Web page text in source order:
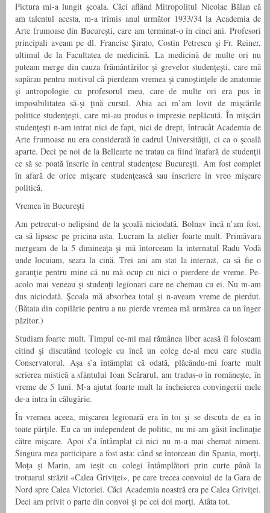
Pictura mi-a lungit şcoala. Căci aflând Mitropolitul Nicolae Bălan că
am talentul acesta, m-a trimis anul următor 1933/34 la Academia de
Arte frumoase din Bucureşti, care am terminat-o în cinci ani. Profesori
principali aveam pe dl. Francisc Şirato, Costin Petrescu şi Fr. Reiner,
ultimul de la Facultatea de medicină. La medicină de multe ori nu
puteam merge din cauza frământărilor şi grevelor studenţeşti, care mă
supărau pentru motivul că pierdeam vremea şi cunoştinţele de anatomie
şi antropologie cu profesorul meu, care de multe ori era pus în
imposibilitatea să-şi ţină cursul. Abia aci m’am lovit de mişcările
politice studenţeşti, care mi-au produs o impresie neplăcută. În mişcări
studenţeşti n-am intrat nici de fapt, nici de drept, întrucât Academia de
Arte frumoase nu era considerată în cadrul Universităţii, ci ca o şcoală
aparte. Deci pe noi de la Bellearte ne tratau ca fiind înafară de studenţii
ce să se poată înscrie în centrul studenţesc Bucureşti. Am fost complet
în afară de orice mişcare studenţească sau înscriere în vreo mişcare
politică.
Vremea în Bucureşti
Am petrecut-o nelipsind de la şcoală niciodată. Bolnav încă n’am fost,
ca să lipsesc pe pricina asta. Lucram la atelier foarte mult. Primăvara
mergeam de la 5 dimineaţa şi mă întorceam la internatul Radu Vodă
unde locuiam, seara la cină. Trei ani am stat la internat, ca să fie o
garanţie pentru mine că nu mă ocup cu nici o pierdere de vreme. Pe-
acolo mai veneau şi studenţi legionari care ne chemau cu ei. Nu m-am
dus niciodată. Şcoala mă absorbea total şi n-aveam vreme de pierdut.
(Bătaia din copilărie pentru a nu pierde vremea mă urmărea ca un înger
păzitor.)
Studiam foarte mult. Timpul ce-mi mai rămânea liber acasă îl foloseam
citind şi discutând teologie cu încă un coleg de-al meu care studia
Conservatorul. Aşa s’a întâmplat că odată, plăcându-mi foarte mult
scrierea mistică a sfântului Ioan Scărarul, am tradus-o în româneşte, în
vreme de 5 luni. M-a ajutat foarte mult la încheierea convingerii mele
de-a intra în călugărie.
În vremea aceea, mişcarea legionară era în toi şi se discuta de ea în
toate părţile. Eu ca un independent de politic, nu mi-am găsit înclinaţie
către mişcare. Apoi s’a întâmplat că nici nu m-a mai chemat nimeni.
Singura mea participare a fost asta: când se întorceau din Spania, morţi,
Moţa şi Marin, am ieşit cu colegi întâmplători prin curte până la
trotuarul străzii «Calea Griviţei», pe care trecea convoiul de la Gara de
Nord spre Calea Victoriei. Căci Academia noastră era pe Calea Griviţei.
Deci am privit o parte din convoi şi pe cei doi morţi. Atâta tot.